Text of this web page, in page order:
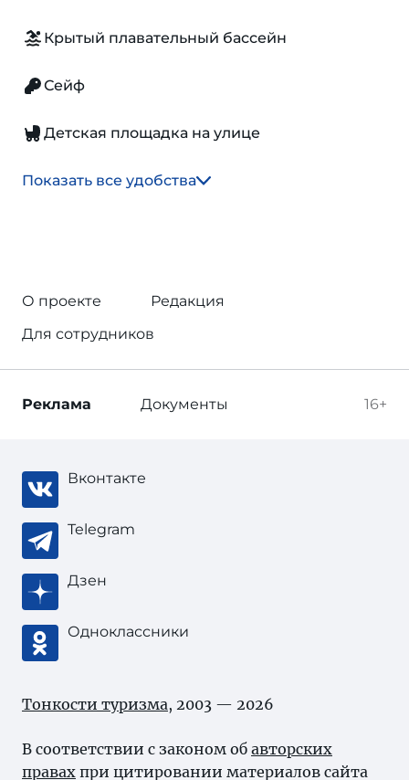
Крытый плавательный бассейн
Сейф
Детская площадка на улице
Показать все удобства
О проекте
Редакция
Для сотрудников
16+
Реклама Документы
Вконтакте
Telegram
Дзен
Одноклассники
Тонкости туризма, 2003 — 2026
В соответствии с законом об авторских
правах при цитировании материалов сайта